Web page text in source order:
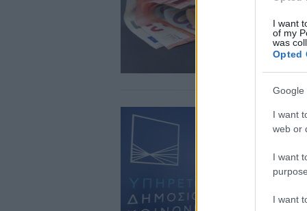
I want
of my
was
Opted
Google
I want
web or
I want
I want